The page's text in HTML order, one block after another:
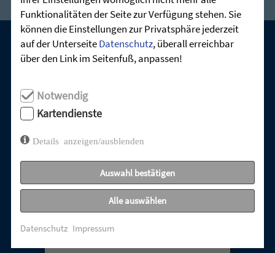
UNSERE AKTUELLEN GOTTESDIENSTE:
TABUTHEMA
Funktionalitäten der Seite zur Verfügung stehen. Sie
können die Einstellungen zur Privatsphäre jederzeit
auf der UnterseiteDatenschutz, überall erreichbar
über den Link im Seitenfuß, anpassen!
Notwendig
Kartendienste
Details anzeigen/ausblenden
Auswahl bestätigen
Alle auswählen
Datenschutz Impressum